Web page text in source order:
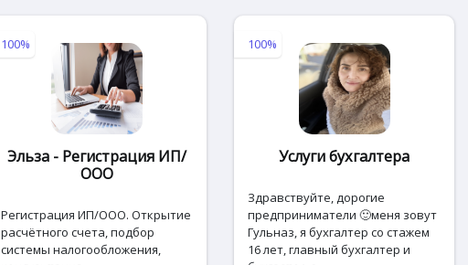
100%
Эльза - Регистрация ИП/
ООО
Регистрация ИП/ООО. Открытие
расчётного счета, подбор
системы налогообложения,
100%
Услуги бухгалтера
Здравствуйте, дорогие
предприниматели 🙂меня зовут
Гульназ, я бухгалтер со стажем
16 лет, главный бухгалтер и